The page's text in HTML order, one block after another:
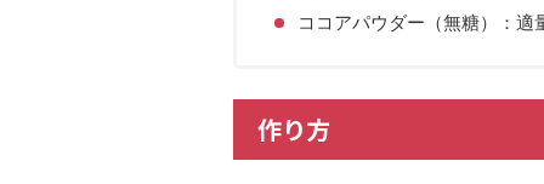
ココアパウダー（無糖）：適
作り方